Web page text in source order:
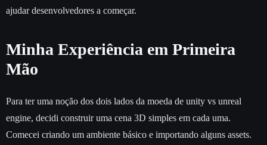
ajudar desenvolvedores a começar.
Minha Experiência em Primeira
Mão
Para ter uma noção dos dois lados da moeda de unity vs unreal
engine, decidi construir uma cena 3D simples em cada uma.
Comecei criando um ambiente básico e importando alguns assets.